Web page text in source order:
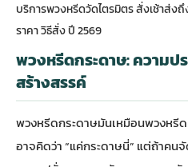
บริการพวงหรีดวัดไตรมิตร สั่งเช้าส่ง
ราคา วิธีสั่ง ปี 2569
พวงหรีดกระดาษ: ความป
สร้างสรรค์
พวงหรีดกระดาษมันเหมือนพวงหรี
อาจคิดว่า “แค่กระดาษนี่” แต่ถ้าค